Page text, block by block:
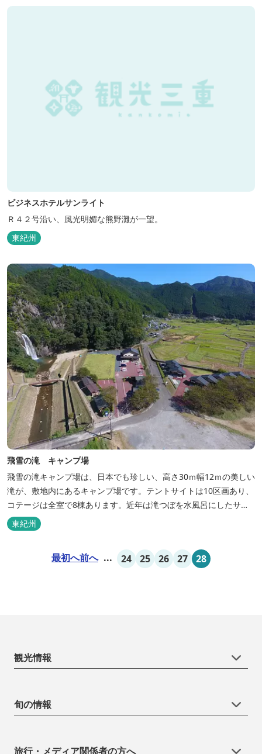
ビジネスホテルサンライト
Ｒ４２号沿い、風光明媚な熊野灘が一望。
東紀州
飛雪の滝 キャンプ場
飛雪の滝キャンプ場は、日本でも珍しい、高さ30ｍ幅12ｍの美しい
滝が、敷地内にあるキャンプ場です。テントサイトは10区画あり、
コテージは全室で8棟あります。近年は滝つぼを水風呂にしたサウ
ナが人気です。
東紀州
最初へ前へ ... 24 25 26 27 28
観光情報
旬の情報
旅行・メディア関係者の方へ